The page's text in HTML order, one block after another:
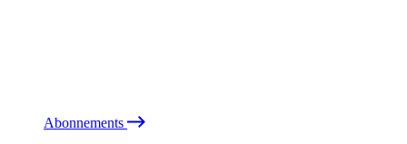
Abonnements